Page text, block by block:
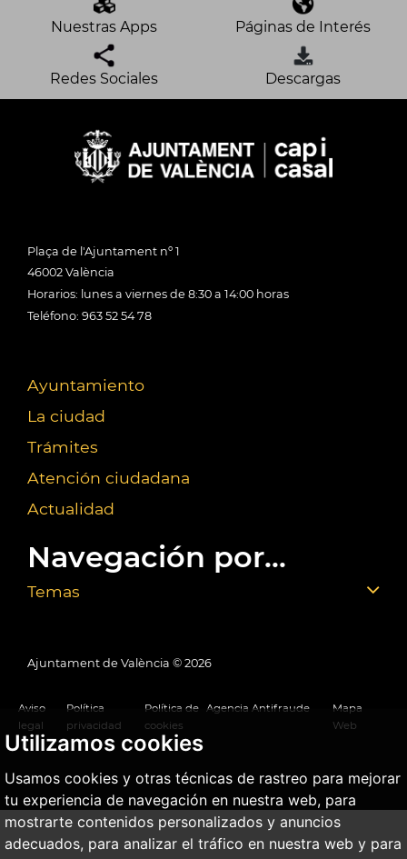
Utilizamos cookies
Usamos cookies y otras técnicas de rastreo para mejorar
tu experiencia de navegación en nuestra web, para
mostrarte contenidos personalizados y anuncios
adecuados, para analizar el tráfico en nuestra web y para
Nuestras Apps Páginas de Interés
Redes Sociales Descargas
Plaça de l'Ajuntament nº 1
46002 València
Horarios: lunes a viernes de 8:30 a 14:00 horas
Teléfono: 963 52 54 78
Ayuntamiento
La ciudad
Trámites
Atención ciudadana
Actualidad
Navegación por...
Temas
Ajuntament de València © 2026
Aviso
legal
Política
privacidad
Política de
cookies
Agencia Antifraude
Mapa
Web